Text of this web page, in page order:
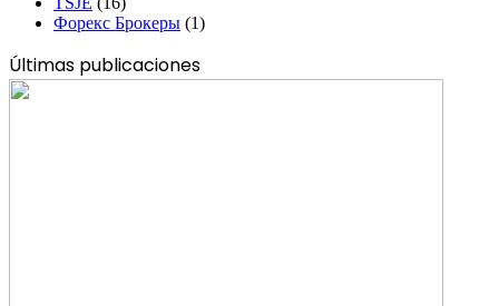
Форекс Брокеры (1)
Últimas publicaciones